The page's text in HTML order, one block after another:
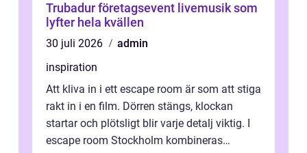
Trubadur företagsevent livemusik som
lyfter hela kvällen
30 juli 2026
admin
inspiration
Att kliva in i ett escape room är som att stiga
rakt in i en film. Dörren stängs, klockan
startar och plötsligt blir varje detalj viktig. I
escape room Stockholm kombineras